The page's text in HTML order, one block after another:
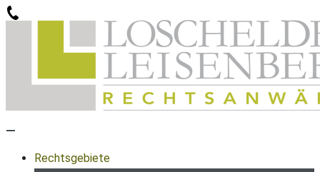
Zum
Rechtsgebiete